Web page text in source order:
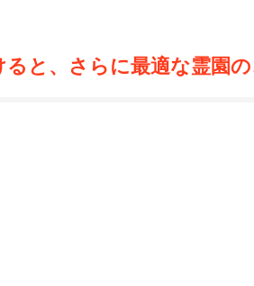
と、さらに最適な霊園